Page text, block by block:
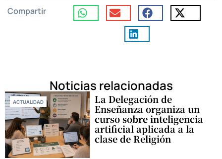
Compartir
Noticias relacionadas
ACTUALIDAD La Delegación de
Enseñanza organiza un
curso sobre inteligencia
artificial aplicada a la
clase de Religión